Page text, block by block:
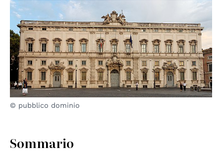
© pubblico dominio
Sommario